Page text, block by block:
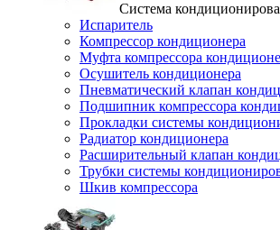
Система
Испаритель
Компрессор кондиционера
Муфта компрессора
Осушитель кондиционера
Пневматический клапан
Подшипник компрессора
Прокладки системы
Радиатор кондиционера
Расширительный клапан
Трубки системы
Шкив компрессора